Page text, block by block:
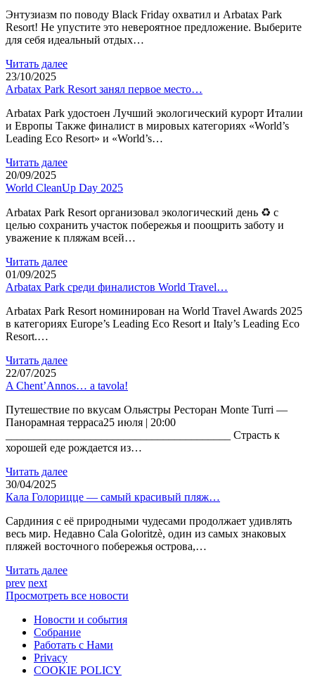
Энтузиазм по поводу Black Friday охватил и Arbatax Park
Resort! Не упустите это невероятное предложение. Выберите
для себя идеальный отдых…
Читать далее
23/10/2025
Arbatax Park Resort занял первое место…
Arbatax Park удостоен Лучший экологический курорт Италии
и Европы Также финалист в мировых категориях «World’s
Leading Eco Resort» и «World’s…
Читать далее
20/09/2025
World CleanUp Day 2025
Arbatax Park Resort организовал экологический день ♻ с
целью сохранить участок побережья и поощрить заботу и
уважение к пляжам всей…
Читать далее
01/09/2025
Arbatax Park среди финалистов World Travel…
Arbatax Park Resort номинирован на World Travel Awards 2025
в категориях Europe’s Leading Eco Resort и Italy’s Leading Eco
Resort.…
Читать далее
22/07/2025
A Chent’Annos… a tavola!
Путешествие по вкусам Ольястры Ресторан Monte Turri —
Панорамная терраса25 июля | 20:00
________________________________________ Страсть к
хорошей еде рождается из…
Читать далее
30/04/2025
Кала Голорицце — самый красивый пляж…
Сардиния с её природными чудесами продолжает удивлять
весь мир. Недавно Cala Goloritzè, один из самых знаковых
пляжей восточного побережья острова,…
Читать далее
prev next
Просмотреть все новости
Новости и события
Cобрание
Работать c Нами
Privacy
COOKIE POLICY